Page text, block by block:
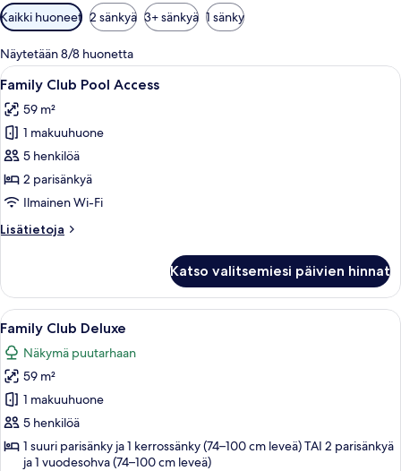
Huoneille
saatavilla
olevia
suodattimia
Kaikki huoneet 2 sänkyä 3+ sänkyä 1 sänky
Näytetään 8/8 huonetta
Avaa
kaikki
huonetyypin
Family
Club
Pool
Access
Parveke, jossa on lasikaide, uima-
5
Family Club Pool Access
59 m²
1 makuuhuone
5 henkilöä
2 parisänkyä
Ilmainen Wi-Fi
Lisätietoja
Lisätietoja
Pool
Access
Katso valitsemiesi päivien hinnat
Avaa
kaikki
huonetyypin
Family
Club
Deluxe
kuvat
Moderni hotellihuone, jossa on
4
Family Club Deluxe
Näkymä puutarhaan
59 m²
1 makuuhuone
5 henkilöä
1 suuri parisänky ja 1 kerrossänky (74–100 cm leveä) TAI 2 parisänkyä
ja 1 vuodesohva (74–100 cm leveä)